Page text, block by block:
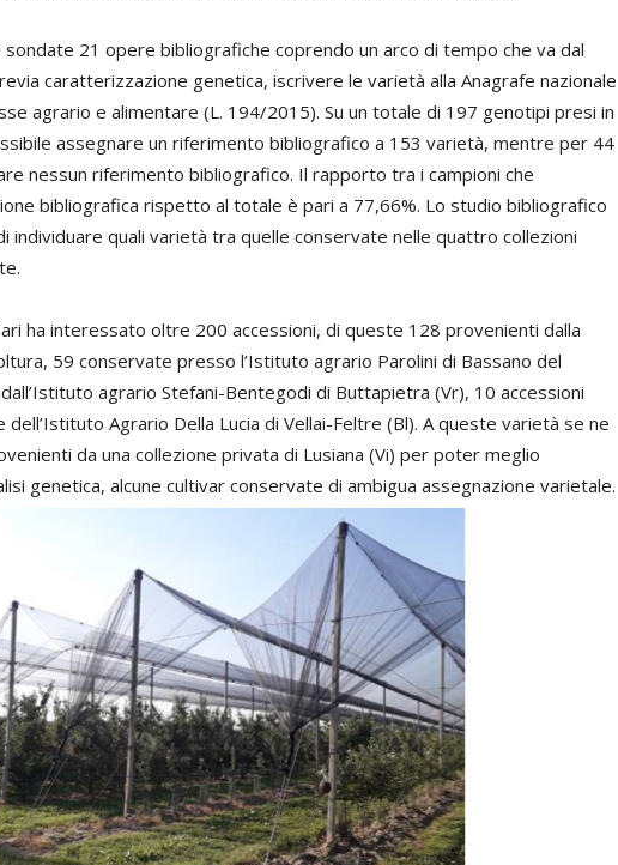
21 opere bibliografiche coprendo un arco di tempo che va dal
caratterizzazione genetica, iscrivere le varietà alla Anagrafe nazionale
agrario e alimentare (L. 194/2015). Su un totale di 197 genotipi presi in
assegnare un riferimento bibliografico a 153 varietà, mentre per 44
nessun riferimento bibliografico. Il rapporto tra i campioni che
bibliografica rispetto al totale è pari a 77,66%. Lo studio bibliografico
individuare quali varietà tra quelle conservate nelle quattro collezioni
ha interessato oltre 200 accessioni, di queste 128 provenienti dalla
59 conservate presso l’Istituto agrario Parolini di Bassano del
agrario Stefani-Bentegodi di Buttapietra (Vr), 10 accessioni
Agrario Della Lucia di Vellai-Feltre (Bl). A queste varietà se ne
da una collezione privata di Lusiana (Vi) per poter meglio
genetica, alcune cultivar conservate di ambigua assegnazione varietale.